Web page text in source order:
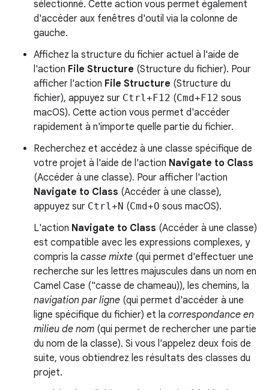
sélectionné. Cette action vous permet également
d'accéder aux fenêtres d'outil via la colonne de
gauche.
Affichez la structure du fichier actuel à l'aide de
l'action File Structure (Structure du fichier). Pour
afficher l'action File Structure (Structure du
fichier), appuyez sur Ctrl+F12 (Cmd+F12 sous
macOS). Cette action vous permet d'accéder
rapidement à n'importe quelle partie du fichier.
Recherchez et accédez à une classe spécifique de
votre projet à l'aide de l'action Navigate to Class
(Accéder à une classe). Pour afficher l'action
Navigate to Class (Accéder à une classe),
appuyez sur Ctrl+N (Cmd+O sous macOS).
L'action Navigate to Class (Accéder à une classe)
est compatible avec les expressions complexes, y
compris la casse mixte (qui permet d'effectuer une
recherche sur les lettres majuscules dans un nom en
Camel Case ("casse de chameau)), les chemins, la
navigation par ligne (qui permet d'accéder à une
ligne spécifique du fichier) et la correspondance en
milieu de nom (qui permet de rechercher une partie
du nom de la classe). Si vous l'appelez deux fois de
suite, vous obtiendrez les résultats des classes du
projet.